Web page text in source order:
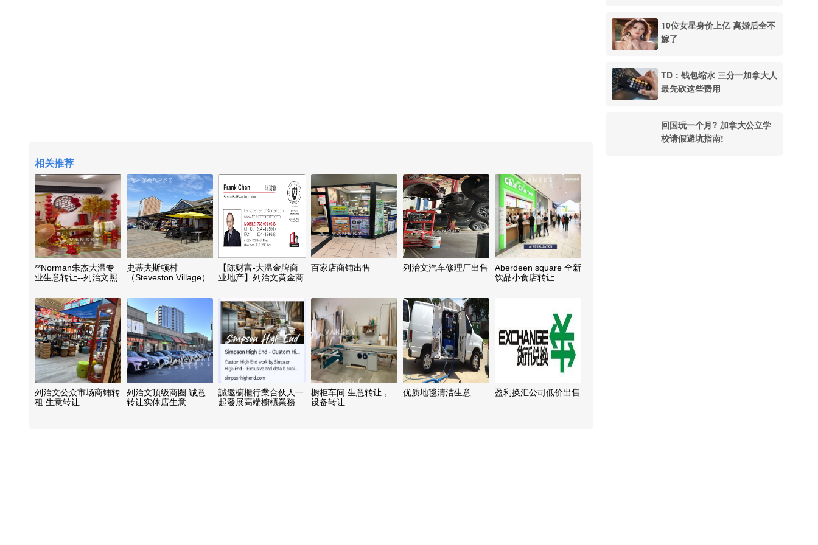
10位女星身价上亿 离婚后全不
嫁了
TD：钱包缩水 三分一加拿大人
最先砍这些费用
回国玩一个月? 加拿大公立学
校请假避坑指南!
相关推荐
**Norman朱杰大温专
业生意转让--列治文照
万
史蒂夫斯顿村
（Steveston Village）
（全套厨房设备）
【陈财富-大温金牌商
业地产】列治文黄金商
百家店商铺出售 列治文汽车修理厂出售
Aberdeen square 全新
饮品小食店转让
列治文公众市场商铺转
租 生意转让
列治文顶级商圈 诚意
转让实体店生意
誠邀櫥櫃行業合伙人一
起發展高端櫥櫃業務
橱柜车间 生意转让，
设备转让
优质地毯清洁生意 盈利换汇公司低价出售